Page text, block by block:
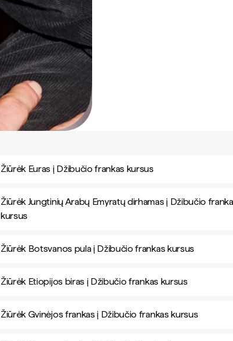
Žiūrėk Euras į Džibučio frankas kursus
Žiūrėk Jungtinių Arabų Emyratų dirhamas į Džibučio
kursus
Žiūrėk Botsvanos pula į Džibučio frankas kursus
Žiūrėk Etiopijos biras į Džibučio frankas kursus
Žiūrėk Gvinėjos frankas į Džibučio frankas kursus